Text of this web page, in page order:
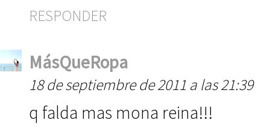
RESPONDER
MásQueRopa
18 de septiembre de 2011 a las 21:39
q falda mas mona reina!!!